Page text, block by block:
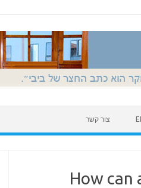
צור קשר
How can